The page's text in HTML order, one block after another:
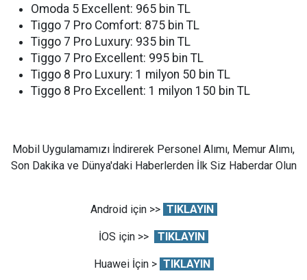
Omoda 5 Excellent: 965 bin TL
Tiggo 7 Pro Comfort: 875 bin TL
Tiggo 7 Pro Luxury: 935 bin TL
Tiggo 7 Pro Excellent: 995 bin TL
Tiggo 8 Pro Luxury: 1 milyon 50 bin TL
Tiggo 8 Pro Excellent: 1 milyon 150 bin TL
Mobil Uygulamamızı İndirerek Personel Alımı, Memur Alımı,
Son Dakika ve Dünya'daki Haberlerden İlk Siz Haberdar Olun
Android için >> TIKLAYIN
İOS için >> TIKLAYIN
Huawei İçin > TIKLAYIN